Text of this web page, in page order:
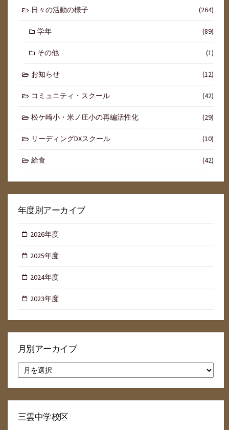
日々の活動の様子 (264)
学年 (89)
その他 (1)
お知らせ (12)
コミュニティ・スクール (42)
松ケ崎小・米ノ庄小の再編活性化 (29)
リーディングDXスクール (10)
給食 (42)
年度別アーカイブ
2026年度
2025年度
2024年度
2023年度
月別アーカイブ
別
ア
イ
三雲中学校区